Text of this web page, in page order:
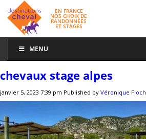
EN FRANCE
NOS CHOIX DE
RANDONNÉES
ET STAGES
MENU
chevaux stage alpes
janvier 5, 2023 7:39 pm Published by Véronique Floch